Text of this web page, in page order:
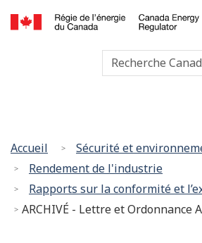
Passer
au
Version
HTML
l’énergie
du
Canada
Vous
êtes
ici
Accueil
Sécurité et
Rendement de l'industrie
Rapports sur la conformité et
ARCHIVÉ - Lettre et Ordonnance AO-001-SG-N081-001-2013 à TransCanada PipeLines Limited - Doublement de la canalisation principale